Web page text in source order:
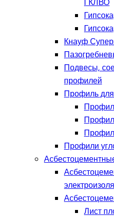
ГКЛВО
Кнауф
Подвесы,
профилей
Профиль для
Профили
Лист